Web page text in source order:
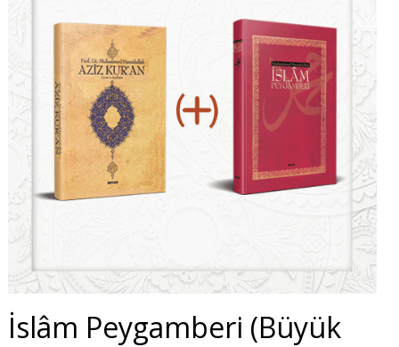
İslâm Peygamberi (Büyük